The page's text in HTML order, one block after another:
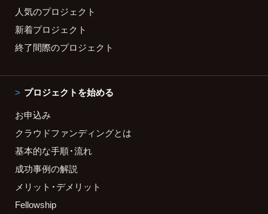
人気のプロジェクト
新着プロジェクト
終了間際のプロジェクト
プロジェクトを始める
お申込み
クラウドファンディングとは
基本的な手順・流れ
成功事例の解説
メリット・デメリット
Fellowship